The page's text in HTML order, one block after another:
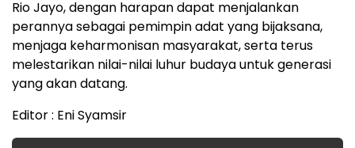
Rio Jayo, dengan harapan dapat menjalankan
perannya sebagai pemimpin adat yang bijaksana,
menjaga keharmonisan masyarakat, serta terus
melestarikan nilai-nilai luhur budaya untuk generasi
yang akan datang.
Editor : Eni Syamsir